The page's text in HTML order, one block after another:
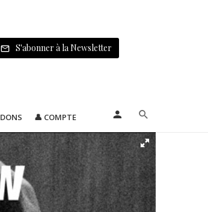
S'abonner à la Newsletter
DONS 👤 COMPTE